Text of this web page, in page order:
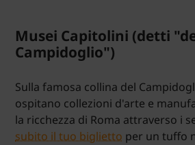
Musei Capitolini (detti
Campidoglio")
Sulla famosa collina del
ospitano collezioni d'arte e
la ricchezza di Roma attraverso i
subito il tuo biglietto per un tuffo